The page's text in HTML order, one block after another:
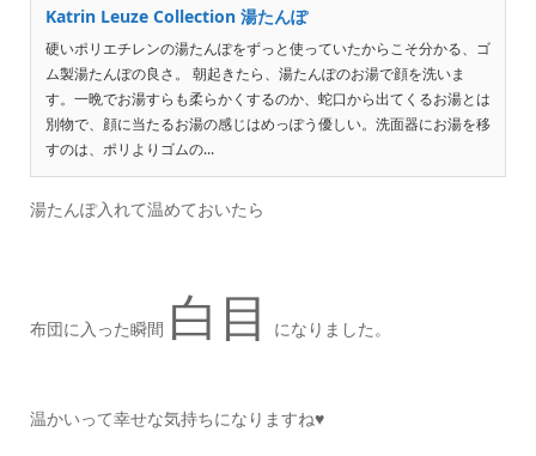
Katrin Leuze Collection 湯たんぽ
硬いポリエチレンの湯たんぽをずっと使っていたからこそ分かる、ゴ
ム製湯たんぽの良さ。 朝起きたら、湯たんぽのお湯で顔を洗いま
す。一晩でお湯すらも柔らかくするのか、蛇口から出てくるお湯とは
別物で、顔に当たるお湯の感じはめっぽう優しい。洗面器にお湯を移
すのは、ポリよりゴムの...
湯たんぽ入れて温めておいたら
布団に入った瞬間 白目 になりました。
温かいって幸せな気持ちになりますね♥